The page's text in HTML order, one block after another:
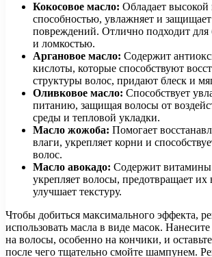
Кокосовое масло: Обладает
способностью, увлажняет и
повреждений. Отлично подходит для
и ломкостью.
Аргановое масло: Содержит
кислоты, которые способствуют
структуры волос, придают блеск и
Оливковое масло: Способствует
питанию, защищая волосы от
среды и тепловой укладки.
Масло жожоба: Помогает
влаги, укрепляет корни и
волос.
Масло авокадо: Содержит
укрепляет волосы, предотвращает
улучшает текстуру.
Чтобы добиться максимального эффекта,
использовать масла в виде масок.
на волосы, особенно на кончики, и
после чего тщательно смойте шампунем.